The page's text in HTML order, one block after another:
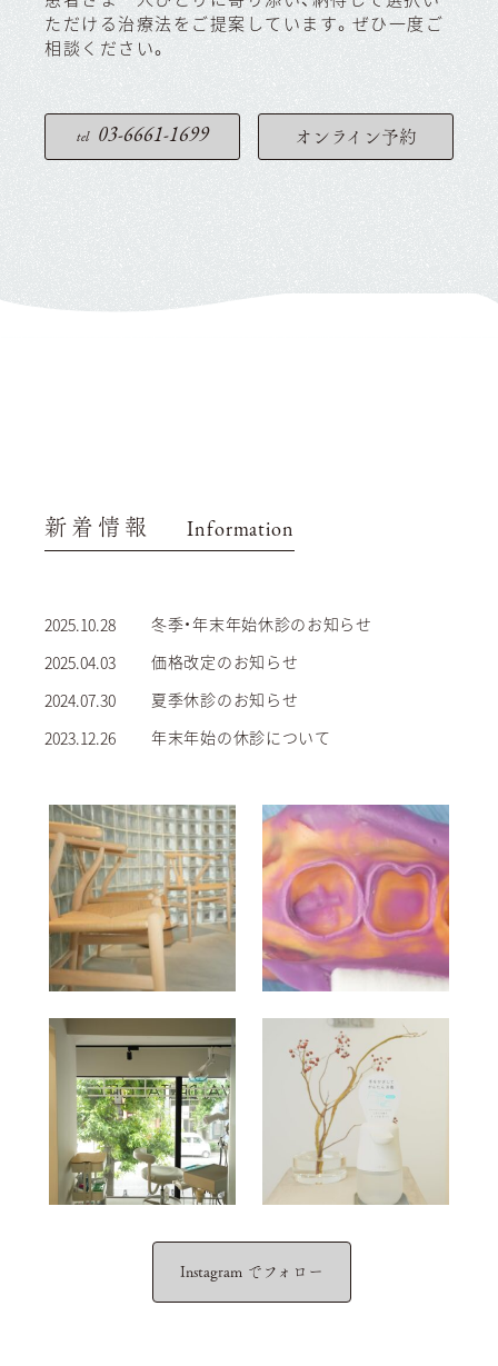
ただける治療法をご提案しています。ぜひ一度ご
相談ください。
tel 03-6661-1699 オンライン予約
新着情報 Information
2025.10.28
冬季・年末年始休診のお知らせ
2025.04.03
価格改定のお知らせ
2024.07.30
夏季休診のお知らせ
2023.12.26
年末年始の休診について
Instagram でフォロー